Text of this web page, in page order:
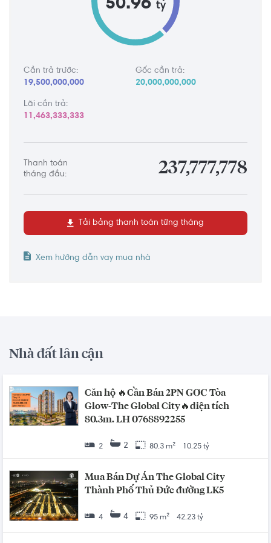
50.96 tỷ
Cần trả trước:
19,500,000,000
Gốc cần trả:
20,000,000,000
Lãi cần trả:
11,463,333,333
Thanh toán
tháng đầu:
237,777,778
Tải bảng thanh toán từng tháng
Xem hướng dẫn vay mua nhà
Nhà đất lân cận
Căn hộ 🔥Cần Bán 𝟐𝐏𝐍 𝐆𝐎́𝐂 Tòa
Glow-The Global City🔥diện tích
80.3m. LH 0768892255
2 2 80.3 m² 10.25 tỷ
Mua Bán Dự Án The Global City
Thành Phố Thủ Đức đường LK5
4 4 95 m² 42.23 tỷ